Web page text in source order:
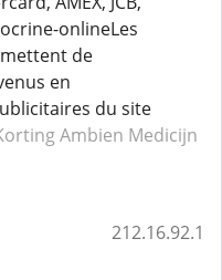
onlineLes
de
en
du site
Ambien Medicijn
212.16.92.1